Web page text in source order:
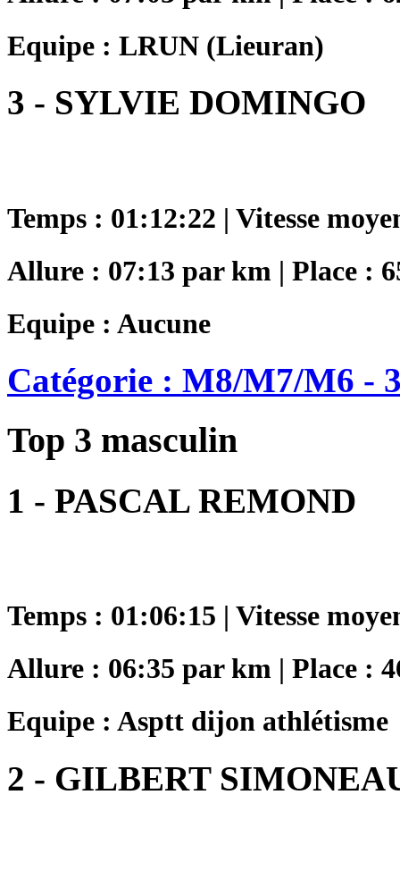
Equipe : LRUN (Lieuran)
3 - SYLVIE DOMINGO
Temps : 01:12:22 | Vitesse
Allure : 07:13 par km | Place :
Equipe : Aucune
Catégorie : M8/M7/M6 -
Top 3 masculin
1 - PASCAL REMOND
Temps : 01:06:15 | Vitesse
Allure : 06:35 par km | Place :
Equipe : Asptt dijon athlétisme
2 - GILBERT